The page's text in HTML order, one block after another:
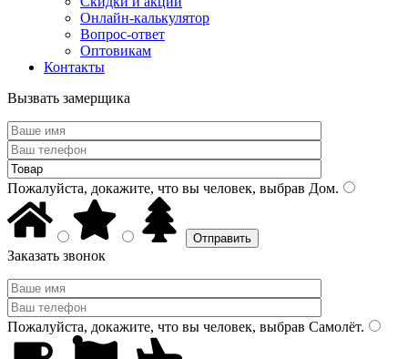
Онлайн-калькулятор
Вопрос-ответ
Оптовикам
Контакты
Вызвать замерщика
Пожалуйста, докажите, что вы человек, выбрав Дом.
Заказать звонок
Пожалуйста, докажите, что вы человек, выбрав Самолёт.